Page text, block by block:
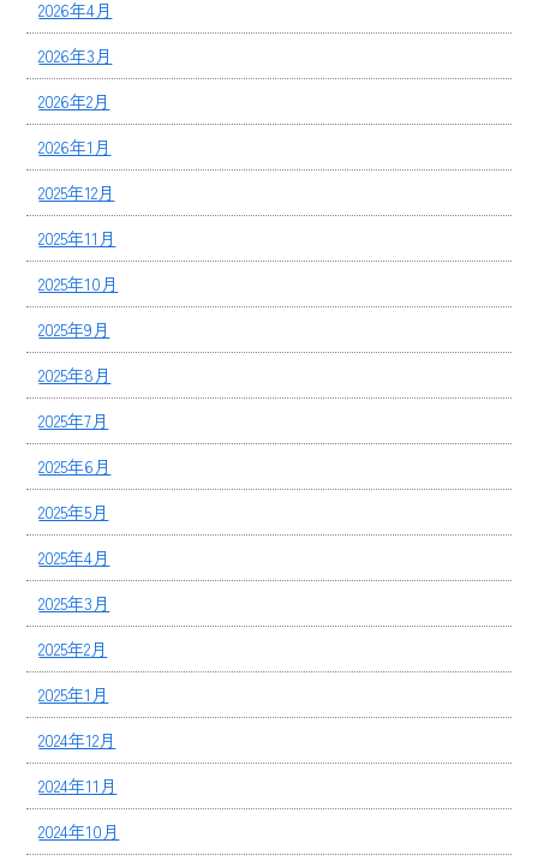
2026年4月
2026年3月
2026年2月
2026年1月
2025年12月
2025年11月
2025年10月
2025年9月
2025年8月
2025年7月
2025年6月
2025年5月
2025年4月
2025年3月
2025年2月
2025年1月
2024年12月
2024年11月
2024年10月